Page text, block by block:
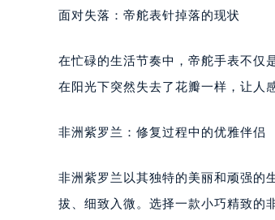
面对失落：帝舵表针掉落的现状
在忙碌的生活节奏中，帝舵手表不仅
在阳光下突然失去了花瓣一样，让人
非洲紫罗兰：修复过程中的优雅伴侣
非洲紫罗兰以其独特的美丽和顽强
拔、细致入微。选择一款小巧精致的